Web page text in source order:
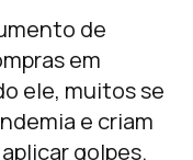
de
em
ele, muitos se
e criam
golpes.